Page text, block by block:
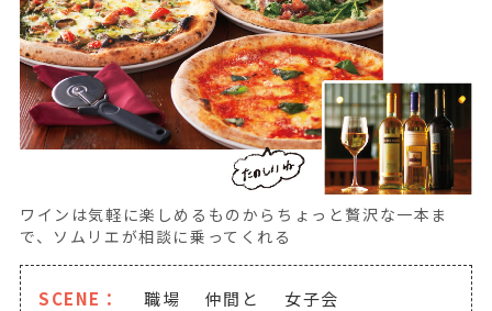
ワインは気軽に楽しめるものからちょっと贅沢な一本ま
で、ソムリエが相談に乗ってくれる
SCENE： 職場 仲間と
女子会